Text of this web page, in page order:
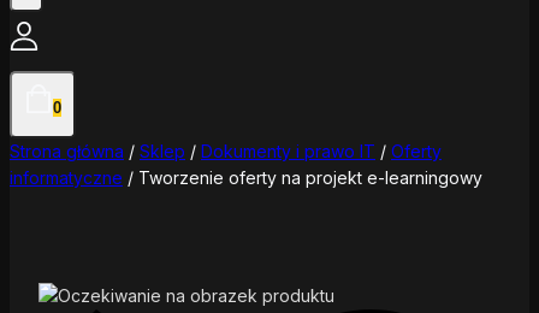
0
Strona główna / Sklep / Dokumenty i prawo IT / Oferty
informatyczne / Tworzenie oferty na projekt e-learningowy